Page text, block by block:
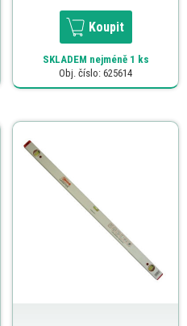
Koupit
SKLADEM nejméně 1 ks
Obj. číslo: 625614